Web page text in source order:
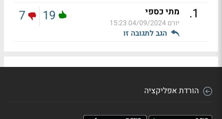
1
. מתי כספי
יורם04/09/2024 15:23
הגב לתגובה זו
19
7
הורדת אפליקציה